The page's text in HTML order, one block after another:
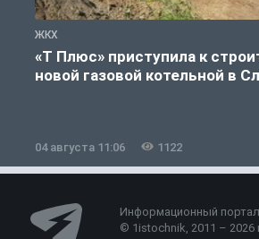
ЖКХ
«Т Плюс» приступила к
новой газовой котельной в
04 августа 11:06 1122
Информационный
© 1istochnik, 2011 – 2026